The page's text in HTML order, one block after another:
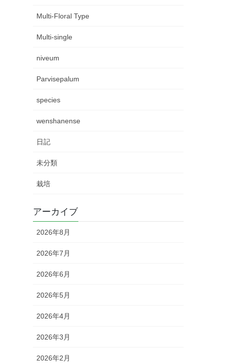
Multi-Floral Type
Multi-single
niveum
Parvisepalum
species
wenshanense
日記
未分類
栽培
アーカイブ
2026年8月
2026年7月
2026年6月
2026年5月
2026年4月
2026年3月
2026年2月